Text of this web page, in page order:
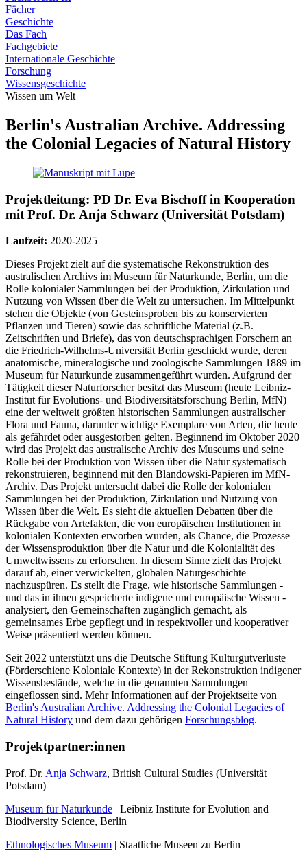
Fächer
Geschichte
Das Fach
Fachgebiete
Internationale Geschichte
Forschung
Wissensgeschichte
Wissen um Welt
Berlin's Australian Archive. Addressing
the Colonial Legacies of Natural History
Projektleitung: PD Dr. Eva Bischoff in Kooperation
mit Prof. Dr. Anja Schwarz (Universität Potsdam)
Laufzeit: 2020-2025
Dieses Projekt zielt auf die systematische Rekonstruktion des
australischen Archivs im Museum für Naturkunde, Berlin, um die
Rolle kolonialer Sammlungen bei der Produktion, Zirkulation und
Nutzung von Wissen über die Welt zu untersuchen. Im Mittelpunkt
stehen die Objekte (von Gesteinsproben bis zu konservierten
Pflanzen und Tieren) sowie das schriftliche Material (z.B.
Zeitschriften und Briefe), das von deutschsprachigen Forschern an
die Friedrich-Wilhelms-Universität Berlin geschickt wurde, deren
anatomische, mineralogische und zoologische Sammlungen 1889 im
Museum für Naturkunde zusammengeführt wurden. Aufgrund der
Tätigkeit dieser Naturforscher besitzt das Museum (heute Leibniz-
Institut für Evolutions- und Biodiversitätsforschung Berlin, MfN)
eine der weltweit größten historischen Sammlungen australischer
Flora und Fauna, darunter wichtige Exemplare von Arten, die heute
als gefährdet oder ausgestorben gelten. Beginnend im Oktober 2020
wird das Projekt das australische Archiv des Museums und seine
Rolle bei der Produktion von Wissen über die Natur systematisch
rekonstruieren, beginnend mit den Blandowski-Papieren im MfN-
Archiv. Das Projekt untersucht dabei die Rolle der kolonialen
Sammlungen bei der Produktion, Zirkulation und Nutzung von
Wissen über die Welt. Es sieht die aktuellen Debatten über die
Rückgabe von Artefakten, die von europäischen Institutionen in
kolonialen Kontexten erworben wurden, als Chance, die Prozesse
der Wissensproduktion über die Natur und die Kolonialität des
Umweltwissens zu erforschen. In diesem Sinne zielt das Projekt
darauf ab, einer verwickelten, globalen Naturgeschichte
nachzuspüren. Es stellt die Frage, wie historische Sammlungen -
und das in ihnen gespeicherte indigene und europäische Wissen -
analysiert, den Gemeinschaften zugänglich gemacht, als
gemeinsames Erbe gepflegt und in respektvoller und kooperativer
Weise präsentiert werden können.
Seit 2022 unterstützt uns die Deutsche Stiftung Kulturgutverluste
(Förderschiene Koloniale Kontexte) in der Rekonstruktion indigener
Wissensbestände, welche in die genannten Sammlungen
eingeflossen sind. Mehr Informationen auf der Projektseite von
Berlin's Australian Archive. Addressing the Colonial Legacies of
Natural History und dem dazu gehörigen Forschungsblog.
Projektpartner:innen
Prof. Dr. Anja Schwarz, British Cultural Studies (Universität
Potsdam)
Museum für Naturkunde | Leibniz Institute for Evolution and
Biodiversity Science, Berlin
Ethnologisches Museum | Staatliche Museen zu Berlin